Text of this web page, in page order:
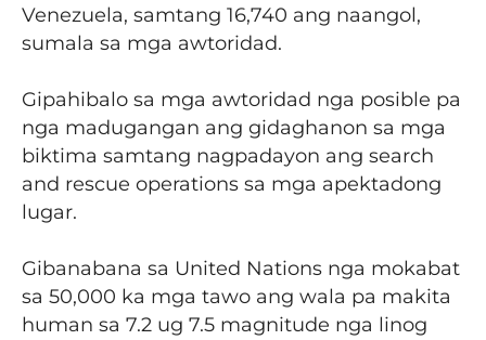
Venezuela, samtang 16,740 ang naangol,
sumala sa mga awtoridad.
Gipahibalo sa mga awtoridad nga posible pa
nga madugangan ang gidaghanon sa mga
biktima samtang nagpadayon ang search
and rescue operations sa mga apektadong
lugar.
Gibanabana sa United Nations nga mokabat
sa 50,000 ka mga tawo ang wala pa makita
human sa 7.2 ug 7.5 magnitude nga linog